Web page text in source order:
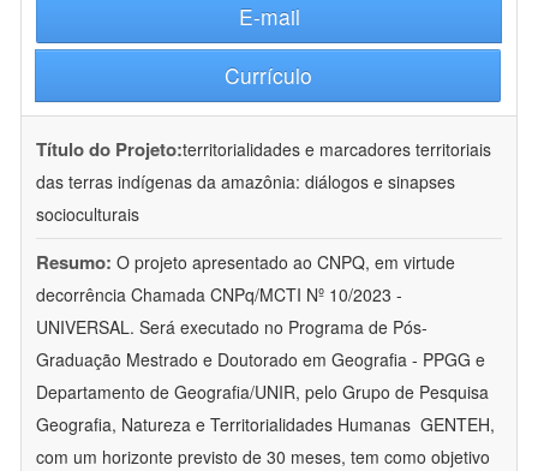
E-mail
Currículo
Título do Projeto:territorialidades e marcadores territoriais
das terras indígenas da amazônia: diálogos e sinapses
socioculturais
Resumo: O projeto apresentado ao CNPQ, em virtude
decorrência Chamada CNPq/MCTI Nº 10/2023 -
UNIVERSAL. Será executado no Programa de Pós-
Graduação Mestrado e Doutorado em Geografia - PPGG e
Departamento de Geografia/UNIR, pelo Grupo de Pesquisa
Geografia, Natureza e Territorialidades Humanas  GENTEH,
com um horizonte previsto de 30 meses, tem como objetivo